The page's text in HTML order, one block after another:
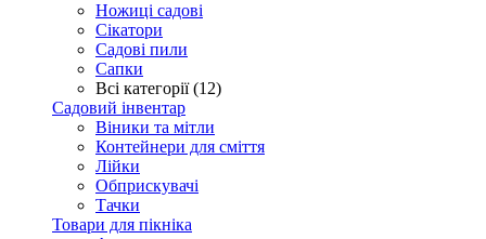
Ножиці садові
Сікатори
Садові пили
Сапки
Всі категорії (12)
Садовий інвентар
Віники та мітли
Контейнери для сміття
Лійки
Обприскувачі
Тачки
Товари для пікніка